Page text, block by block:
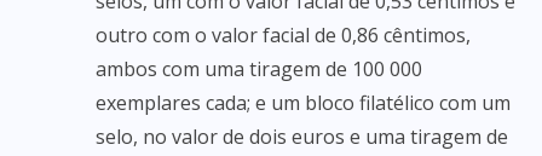
outro com o valor facial de 0,86 cêntimos,
ambos com uma tiragem de 100 000
exemplares cada; e um bloco filatélico com um
selo, no valor de dois euros e uma tiragem de